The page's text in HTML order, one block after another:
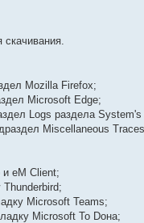
скачивания.
Mozilla Firefox;
Microsoft Edge;
Logs раздела
Miscellaneous
eM Client;
Microsoft Teams;
Microsoft To Doна;